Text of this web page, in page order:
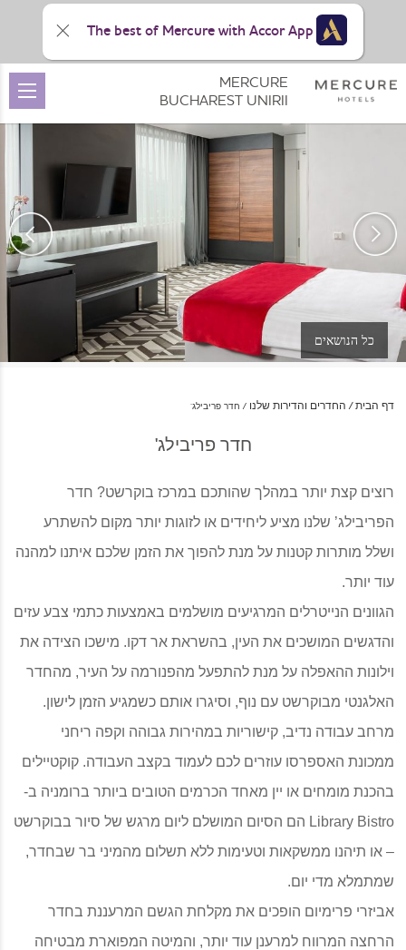
כל הנושאים
דף הבית החדרים והדירות שלנו חדר פריבילג’
חדר פריבילג'
רוצים קצת יותר במהלך שהותכם במרכז בוקרשט? חדר
הפריבילג’ שלנו מציע ליחידים או לזוגות יותר מקום להשתרע
ושלל מותרות קטנות על מנת להפוך את הזמן שלכם איתנו למהנה
עוד יותר.
הגוונים הנייטרלים המרגיעים מושלמים באמצעות כתמי צבע עזים
והדגשים המושכים את העין, בהשראת אר דקו. מישכו הצידה את
וילונות ההאפלה על מנת להתפעל מהפנורמה על העיר, מהחדר
האלגנטי מבוקרשט עם נוף, וסיגרו אותם כשמגיע הזמן לישון.
מרחב עבודה נדיב, קישוריות במהירות גבוהה וקפה ריחני
ממכונת האספרסו עוזרים לכם לעמוד בקצב העבודה. קוקטיילים
בהכנת מומחים או יין מאחד הכרמים הטובים ביותר ברומניה ב-
Library Bistro הם הסיום המושלם ליום מרגש של סיור בבוקרשט
– או תיהנו ממשקאות וטעימות ללא תשלום מהמיני בר שבחדר,
שמתמלא מדי יום.
אביזרי פרימיום הופכים את מקלחת הגשם המרעננת בחדר
הרחצה המרווח למרענן עוד יותר, והמיטה המפוארת מבטיחה
MERCURE
BUCHAREST UNIRII
The best of Mercure with Accor App